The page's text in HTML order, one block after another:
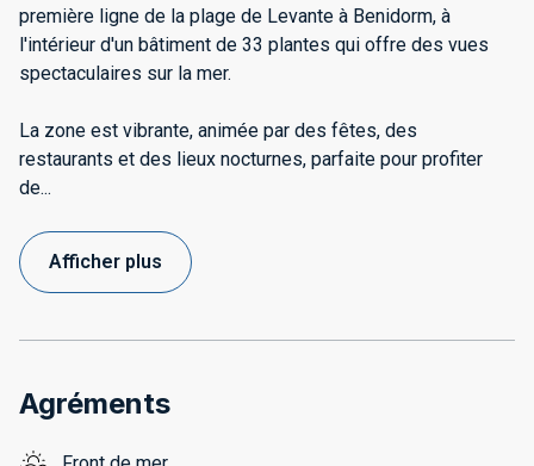
première ligne de la plage de Levante à Benidorm, à
l'intérieur d'un bâtiment de 33 plantes qui offre des vues
spectaculaires sur la mer.
La zone est vibrante, animée par des fêtes, des
restaurants et des lieux nocturnes, parfaite pour profiter
de...
Afficher plus
Agréments